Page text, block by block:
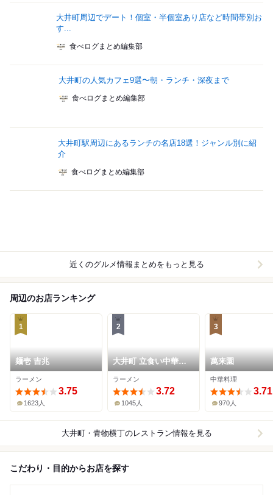
大井町周辺でデート！個室・半個室あり店など時間帯別お
す...
食べログまとめ編集部
大井町の人気カフェ9選〜朝・ランチ・深夜まで
食べログまとめ編集部
大井町駅周辺にあるランチの名店18選！ジャンル別に紹
介
食べログまとめ編集部
近くのグルメ情報まとめをもっと見る
周辺のお店ランキング
1
麺壱 吉兆
ラーメン
3.75
1623人
2
大井町 立食い中華蕎
麦 いりこ屋
ラーメン
3.72
1045人
3
萬来園
中華料理
3.71
970人
大井町・青物横丁のレストラン情報を見る
こだわり・目的からお店を探す